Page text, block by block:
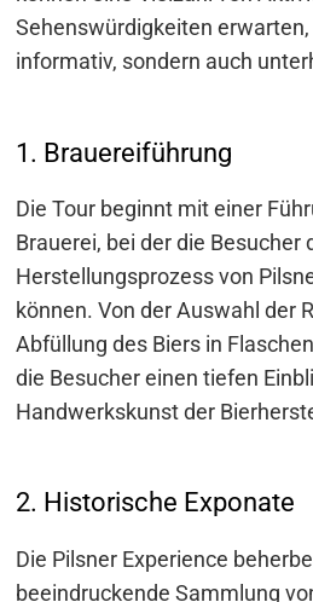
Sehenswürdigkeiten
informativ, sondern auch
1. Brauereiführung
Die Tour beginnt mit einer
Brauerei, bei der die Besucher
Herstellungsprozess von
können. Von der Auswahl der
Abfüllung des Biers in
die Besucher einen tiefen
Handwerkskunst der
2. Historische Exponate
Die Pilsner Experience
beeindruckende Sammlung